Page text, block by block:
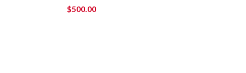
$500.00